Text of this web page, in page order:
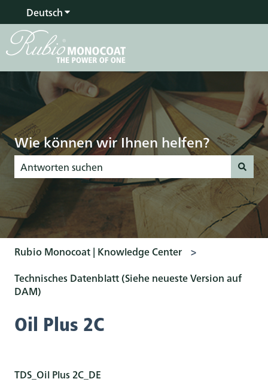
DeutschUntermenü für Übersetzungen anzeigen
Wie können wir Ihnen helfen?
Es gibt keine Vorschläge, da das Suchfeld leer ist.
Rubio Monocoat | Knowledge Center
Technisches Datenblatt (Siehe neueste Version auf
DAM)
Oil Plus 2C
TDS_Oil Plus 2C_DE